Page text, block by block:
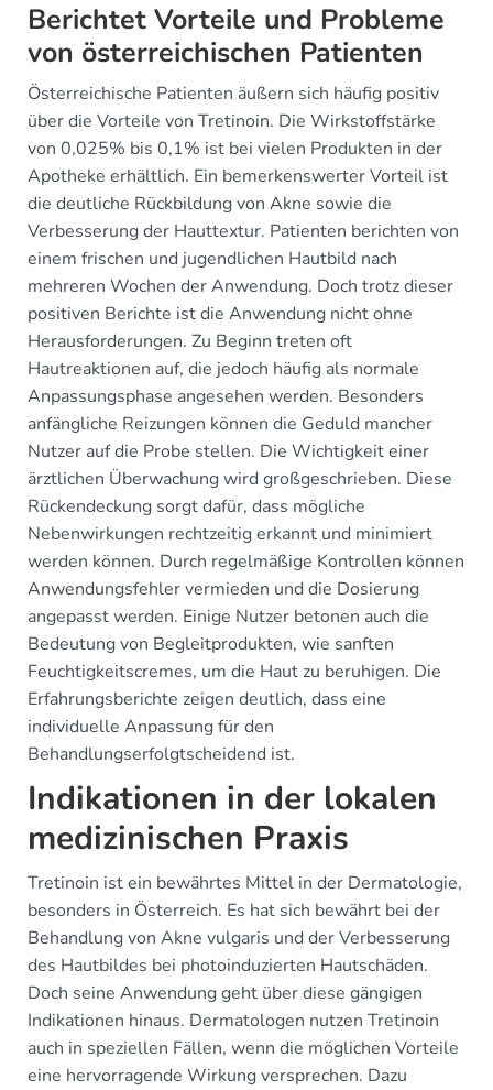
Berichtet Vorteile und Probleme
von österreichischen Patienten
Österreichische Patienten äußern sich häufig positiv
über die Vorteile von Tretinoin. Die Wirkstoffstärke
von 0,025% bis 0,1% ist bei vielen Produkten in der
Apotheke erhältlich. Ein bemerkenswerter Vorteil ist
die deutliche Rückbildung von Akne sowie die
Verbesserung der Hauttextur. Patienten berichten von
einem frischen und jugendlichen Hautbild nach
mehreren Wochen der Anwendung. Doch trotz dieser
positiven Berichte ist die Anwendung nicht ohne
Herausforderungen. Zu Beginn treten oft
Hautreaktionen auf, die jedoch häufig als normale
Anpassungsphase angesehen werden. Besonders
anfängliche Reizungen können die Geduld mancher
Nutzer auf die Probe stellen. Die Wichtigkeit einer
ärztlichen Überwachung wird großgeschrieben. Diese
Rückendeckung sorgt dafür, dass mögliche
Nebenwirkungen rechtzeitig erkannt und minimiert
werden können. Durch regelmäßige Kontrollen können
Anwendungsfehler vermieden und die Dosierung
angepasst werden. Einige Nutzer betonen auch die
Bedeutung von Begleitprodukten, wie sanften
Feuchtigkeitscremes, um die Haut zu beruhigen. Die
Erfahrungsberichte zeigen deutlich, dass eine
individuelle Anpassung für den
Behandlungserfolgtscheidend ist.
Indikationen in der lokalen
medizinischen Praxis
Tretinoin ist ein bewährtes Mittel in der Dermatologie,
besonders in Österreich. Es hat sich bewährt bei der
Behandlung von Akne vulgaris und der Verbesserung
des Hautbildes bei photoinduzierten Hautschäden.
Doch seine Anwendung geht über diese gängigen
Indikationen hinaus. Dermatologen nutzen Tretinoin
auch in speziellen Fällen, wenn die möglichen Vorteile
eine hervorragende Wirkung versprechen. Dazu